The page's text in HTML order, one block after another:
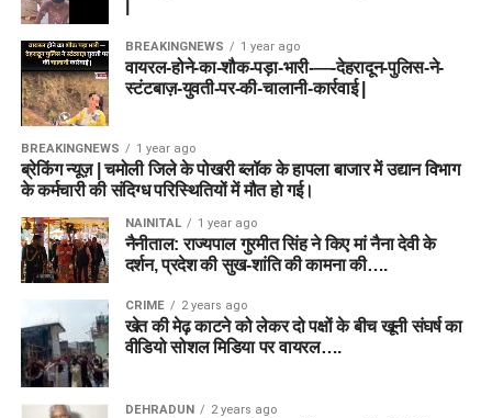
BREAKINGNEWS 1 year ago
वायरल-होने-का-शौक-पड़ा-भारी-—-देहरादून-पुलिस-ने-
स्टंटबाज़-युवती-पर-की-चालानी-कार्रवाई |
BREAKINGNEWS 1 year ago
ब्रेकिंग न्यूज़ | चमोली जिले के पोखरी ब्लॉक के हापला बाजार में उद्यान विभाग
के कर्मचारी की संदिग्ध परिस्थितियों में मौत हो गई।
NAINITAL 1 year ago
नैनीताल: राज्यपाल गुरमीत सिंह ने किए मां नैना देवी के
दर्शन, प्रदेश की सुख-शांति की कामना की….
CRIME 2 years ago
खेत की मेढ़ काटने को लेकर दो पक्षों के बीच खूनी संघर्ष का
वीडियो सोशल मिडिया पर वायरल….
DEHRADUN 2 years ago